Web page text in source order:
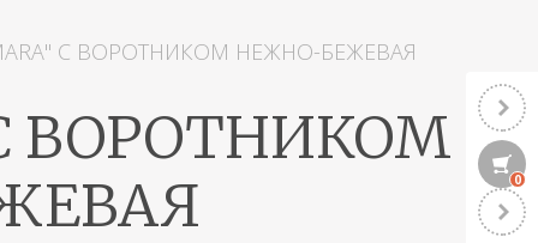
С ВОРОТНИКОМ НЕЖНО-БЕЖЕВАЯ
ВОРОТНИКОМ
0